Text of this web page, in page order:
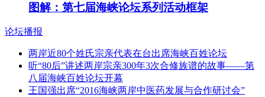
图解：第七届海峡论坛系列活动框架
论坛播报
两岸近80个姓氏宗亲代表在台出席海峡百姓论坛
听“80后”讲述两岸宗亲300年3次合修族谱的故事——第
八届海峡百姓论坛开幕
王国强出席“2016海峡两岸中医药发展与合作研讨会”